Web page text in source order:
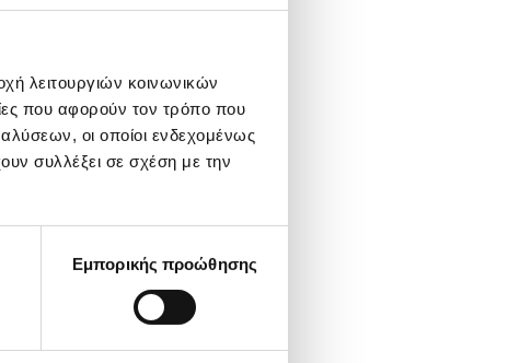
λειτουργιών κοινωνικών
που αφορούν τον τρόπο που
οι οποίοι ενδεχομένως
συλλέξει σε σχέση με την
Εμπορικής προώθησης